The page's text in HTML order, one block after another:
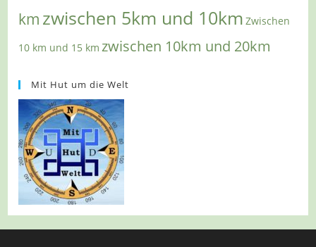
km zwischen 5km und 10km Zwischen
10 km und 15 km zwischen 10km und 20km
Mit Hut um die Welt